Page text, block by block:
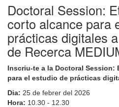
Doctoral Session:
corto alcance para
prácticas digitales
de Recerca
Inscriu-te a la Doctoral Session:
para el estudio de prácticas
Dia: 25 de febrer del 2026
Hora: 10.30 - 12.30